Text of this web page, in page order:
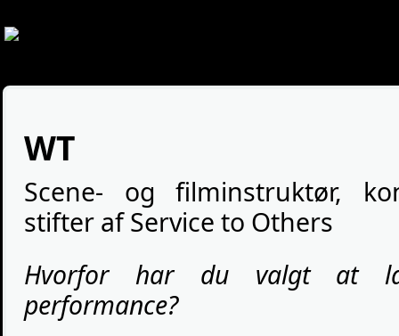
WT
Scene- og filminstruktør,
stifter af Service to Others
Hvorfor har du valgt at
performance?